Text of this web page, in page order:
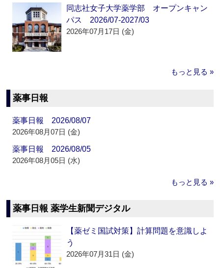
同志社女子大学薬学部 オープンキャン
パス 2026/07-2027/03
2026年07月17日 (金)
もっと見る »
薬事日報
薬事日報 2026/08/07
2026年08月07日 (金)
薬事日報 2026/08/05
2026年08月05日 (水)
もっと見る »
薬事日報 薬学生新聞デジタル
【薬ゼミ国試対策】計算問題を意識しよ
う
2026年07月31日 (金)